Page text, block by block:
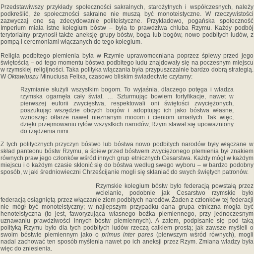
Przedstawiwszy przykłady społeczności sakralnych, starożytnych i współczesnych, należy
podkreślić, że społeczności sakralne nie muszą być monoteistyczne. W rzeczywistości
zazwyczaj one są zdecydowanie politeistyczne. Przykładowo, pogańska społeczność
Imperium miała istne kolegium bóstw – była to prawdziwa chluba Rzymu. Każdy podbój
terytorialny przynosił także aneksję grupy bóstw, boga lub bogów, nowo podbitych ludów, z
pompą i ceremoniami włączanych do tego kolegium.
Religia podbitego plemienia była w Rzymie uprawomocniana poprzez śpiewy przed jego
świętością – od tego momentu bóstwa podbitego ludu znajdowały się na poczesnym miejscu
w rzymskiej religijności. Taka polityka włączania była przypuszczalnie bardzo dobrą strategią.
WOktawiuszu Minuciusa Felixa, czasowo bliskim świadectwie czytamy:
Rzymianie służyli wszystkim bogom. To wyjaśnia, dlaczego potęga i władza
rzymska ogarnęła cały świat. … Szturmując bowiem fortyfikacje, nawet w
pierwszej euforii zwycięstwa, respektowali oni świętości zwyciężonych,
poszukując wszędzie obcych bogów i adoptując ich jako bóstwa własne,
wznosząc ołtarze nawet nieznanym mocom i cieniom umarłych. Tak więc,
dzięki przejmowaniu rytów wszystkich narodów, Rzym stawał się upoważniony
do rządzenia nimi.
Z tych politycznych przyczyn bóstwo lub bóstwa nowo podbitych narodów były włączane w
skład panteonu bóstw Rzymu, a śpiew przed bóstwem zwyciężonego plemienia był znakiem
równych praw jego członków wśród innych grup etnicznych Cesarstwa. Każdy mógł w każdym
miejscu i o każdym czasie skłonić się do bóstwa według swego wyboru – w bardzo podobny
sposób, w jaki średniowieczni Chrześcijanie mogli się skłaniać do swych świętych patronów.
Rzymskie kolegium bóstw było federacją powstałą przez
wcielanie, podobnie jak Cesarstwo rzymskie było
federacją osiągniętą przez włączanie ziem podbitych narodów. Żaden z członków tej federacji
nie mógł być monoteistyczny; w najlepszym przypadku dana grupa etniczna mogła być
henoteistyczna (to jest, faworyzująca własnego bożka plemiennego, przy jednoczesnym
uznawaniu prawdziwości innych bóstw plemiennych). A zatem, podpisanie się pod taką
polityką Rzymu było dla tych podbitych ludów rzeczą całkiem prostą; jak zawsze myśleli o
swoim bóstwie plemiennym jako o primus inter pares (pierwszym wśród równych), mogli
nadal zachować ten sposób myślenia nawet po ich aneksji przez Rzym. Zmiana władzy była
więc do zniesienia.